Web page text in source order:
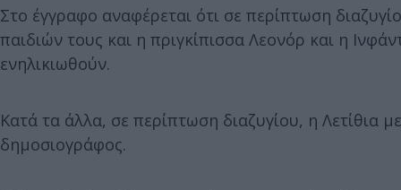
Στο έγγραφο αναφέρεται ότι σε περίπτωση
παιδιών τους και η πριγκίπισσα Λεονόρ και η
ενηλικιωθούν.
Κατά τα άλλα, σε περίπτωση διαζυγίου, η Λετίθια
δημοσιογράφος.